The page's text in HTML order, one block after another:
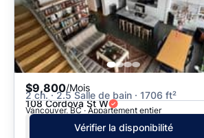
$9,800/Mois
2 ch. · 2.5 Salle de bain · 1706 ft²
108 Cordova St W
Vancouver, BC · Appartement entier
Vérifier la disponibilité